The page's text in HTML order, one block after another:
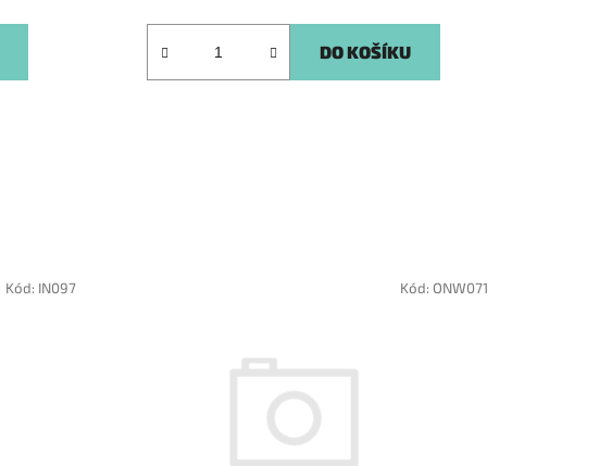
DO KOŠÍKU
Kód: IN097 Kód: ONW071